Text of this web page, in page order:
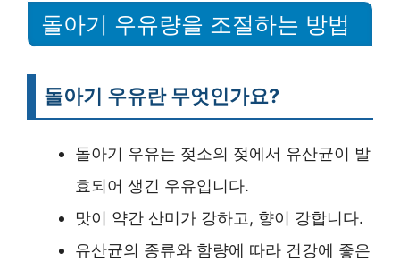
돌아기 우유량을 조절하는 방법
돌아기 우유란 무엇인가요?
돌아기 우유는 젖소의 젖에서 유산균이 발
효되어 생긴 우유입니다.
맛이 약간 산미가 강하고, 향이 강합니다.
유산균의 종류와 함량에 따라 건강에 좋은